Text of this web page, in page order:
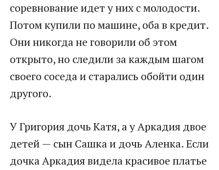
соревнование идет у них с молодости.
Потом купили по машине, оба в кредит.
Они никогда не говорили об этом
открыто, но следили за каждым шагом
своего соседа и старались обойти один
другого.
У Григория дочь Катя, а у Аркадия двое
детей — сын Сашка и дочь Аленка. Если
дочка Аркадия видела красивое платье